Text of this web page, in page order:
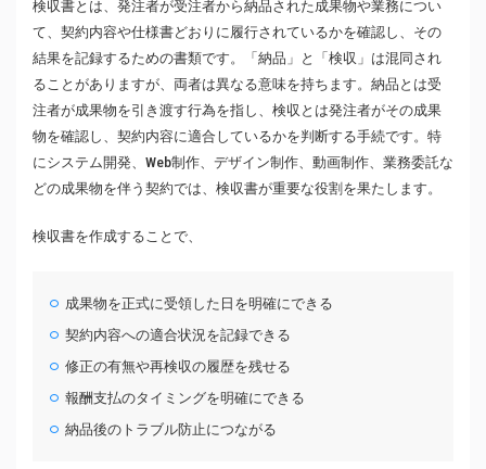
検収書とは、発注者が受注者から納品された成果物や業務につい
て、契約内容や仕様書どおりに履行されているかを確認し、その
結果を記録するための書類です。「納品」と「検収」は混同され
ることがありますが、両者は異なる意味を持ちます。納品とは受
注者が成果物を引き渡す行為を指し、検収とは発注者がその成果
物を確認し、契約内容に適合しているかを判断する手続です。特
にシステム開発、Web制作、デザイン制作、動画制作、業務委託な
どの成果物を伴う契約では、検収書が重要な役割を果たします。
検収書を作成することで、
成果物を正式に受領した日を明確にできる
契約内容への適合状況を記録できる
修正の有無や再検収の履歴を残せる
報酬支払のタイミングを明確にできる
納品後のトラブル防止につながる